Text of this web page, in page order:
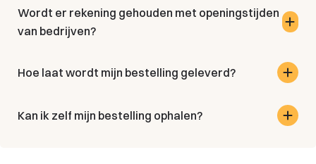
Wordt er rekening gehouden met openingstijden
van bedrijven?
Hoe laat wordt mijn bestelling geleverd?
Kan ik zelf mijn bestelling ophalen?